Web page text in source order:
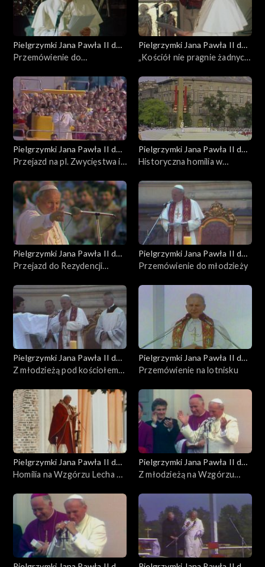
1997
1999
Pielgrzymki Jana Pawła II do
Polski
Przemówienie do
Pielgrzymki Jana Pawła II do
Polski
„Kościół nie pragnie żadnych
w Belwederze
Pielgrzymki Jana Pawła II do
Polski
Przejazd na pl. Zwycięstwa i
Pielgrzymki Jana Pawła II do
Polski
Historyczna homilia w
Pielgrzymki Jana Pawła II do
Polski
Przejazd do Rezydencji
Pielgrzymki Jana Pawła II do
Polski
Przemówienie do młodzieży
Pielgrzymki Jana Pawła II do
Polski
Z młodzieżą pod kościołem
Pielgrzymki Jana Pawła II do
Polski
Przemówienie na lotnisku
Pielgrzymki Jana Pawła II do
Polski
Homilia na Wzgórzu Lecha w
Pielgrzymki Jana Pawła II do
Polski
Z młodzieżą na Wzgórzu